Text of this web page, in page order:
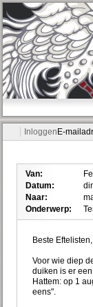
Inloggen E-
Van:
Datum:
Naar:
Onderwerp:
Beste Eftelisten,
Voor wie diep
duiken is er
Hattem: op 1
eens".